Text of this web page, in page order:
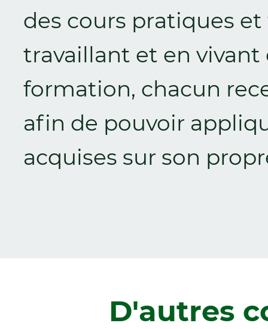
des cours pratiques
travaillant et en vivant
formation, chacun
afin de pouvoir
acquises sur son
D'autres